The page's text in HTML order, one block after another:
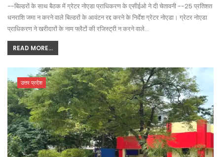
--बिल्डरों के साथ बैठक में ग्रेटर नोएडा प्राधिकरण के एसीईओ ने दी चेतावनी --25 प्रतिशत
धनराशि जमा न करने वाले बिल्डरों के आवंटन रद्द करने के निर्देश ग्रेटर नोएडा। ग्रेटर नोएडा
प्राधिकरण ने खरीदारों के नाम फ्लैटों की रजिस्ट्री न करने वाले…
READ MORE...
उत्तर प्रदेश